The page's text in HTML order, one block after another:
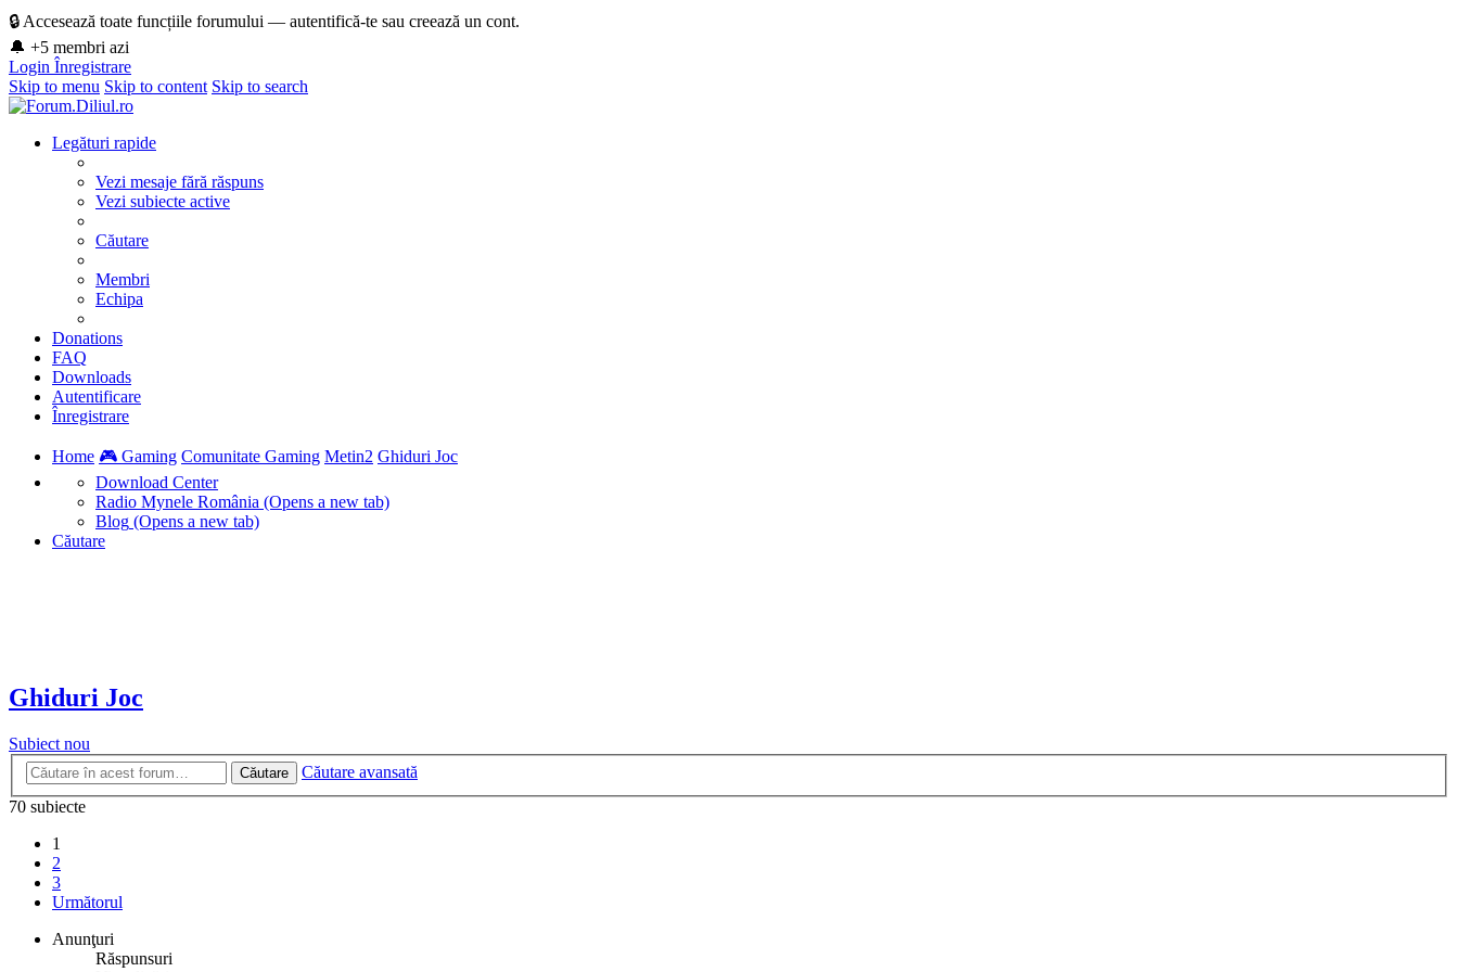
🔒 Accesează toate funcțiile forumului — autentifică-te sau creează un cont.
🔔 +5 membri azi
Login Înregistrare
Skip to menu Skip to content Skip to search
Legături rapide
Vezi mesaje fără răspuns
Vezi subiecte active
Căutare
Membri
Echipa
Donations
FAQ
Downloads
Autentificare
Înregistrare
Home 🎮 Gaming Comunitate Gaming Metin2 Ghiduri Joc
Download Center
Radio Mynele România (Opens a new tab)
Blog (Opens a new tab)
Căutare
Ghiduri Joc
Subiect nou
Căutare
Căutare avansată
70 subiecte
1
2
3
Următorul
Anunţuri
Răspunsuri